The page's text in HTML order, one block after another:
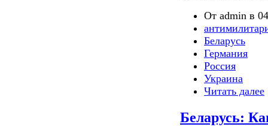
От admin в
Беларусь
Германия
Россия
Украина
Читать далее
Беларусь: